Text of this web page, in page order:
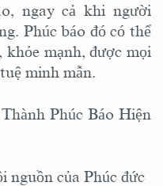
ngay cả khi người
Phúc báo đó có thể
khỏe mạnh, được mọi
minh mẫn.
Phúc Báo Hiện
nguồn của Phúc đức